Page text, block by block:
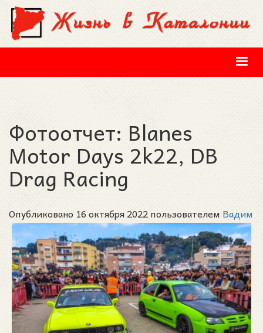
Перейти к основному содержанию
Фотоотчет: Blanes
Motor Days 2k22, DB
Drag Racing
Опубликовано 16 октября 2022 пользователем Вадим